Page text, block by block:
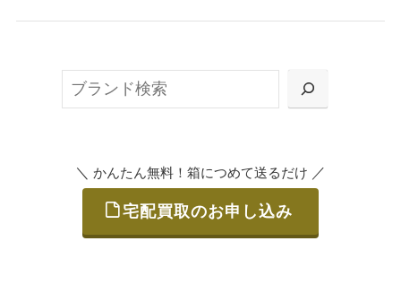
または梱包材不要の「集荷申込」からお選び
ご発送
＼ かんたん無料！箱につめて送るだけ ／
宅配買取のお申し込み